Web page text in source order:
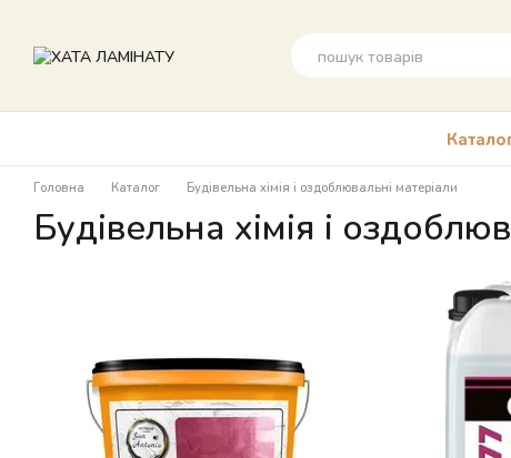
Головна Каталог Будівельна хімія і оздоблювальні матеріали
Будівельна хімія і